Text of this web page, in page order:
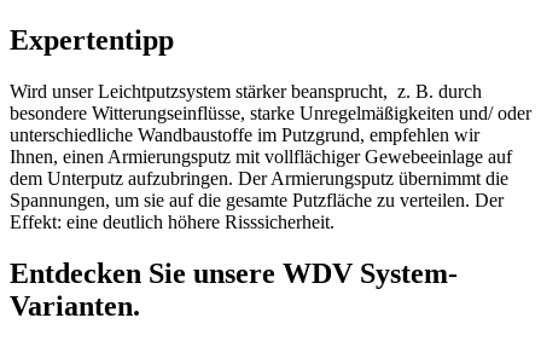
Expertentipp
Wird unser Leichtputzsystem stärker beansprucht, z. B. durch
besondere Witterungseinflüsse, starke Unregelmäßigkeiten und/ oder
unterschiedliche Wandbaustoffe im Putzgrund, empfehlen wir
Ihnen, einen Armierungsputz mit vollflächiger Gewebeeinlage auf
dem Unterputz aufzubringen. Der Armierungsputz übernimmt die
Spannungen, um sie auf die gesamte Putzfläche zu verteilen. Der
Effekt: eine deutlich höhere Risssicherheit.
Entdecken Sie unsere WDV System-
Varianten.